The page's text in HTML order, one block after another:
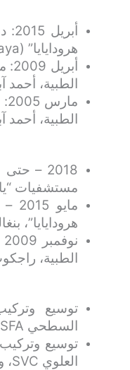
هرودايايا” (Narayana Hrudayalaya)، بنغالور
الطبية، أحمد
الطبية، أحمد
2018 –
مستشفيات
هرودايايا”،
الطبية،
توسيع
السطحي SFA، والشريان المأبضي، والشريان الظنبوبي)
العلوي SVC، والوريد العضدي الرأسي/غير المسمى Innominate vein)